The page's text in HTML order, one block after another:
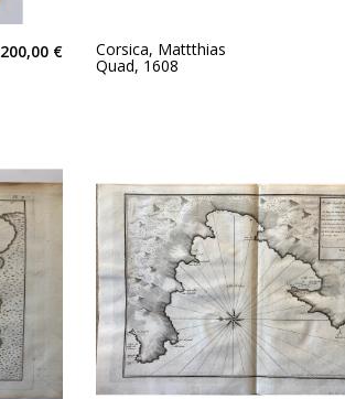
200,00 € Corsica, Mattthias
Quad, 1608